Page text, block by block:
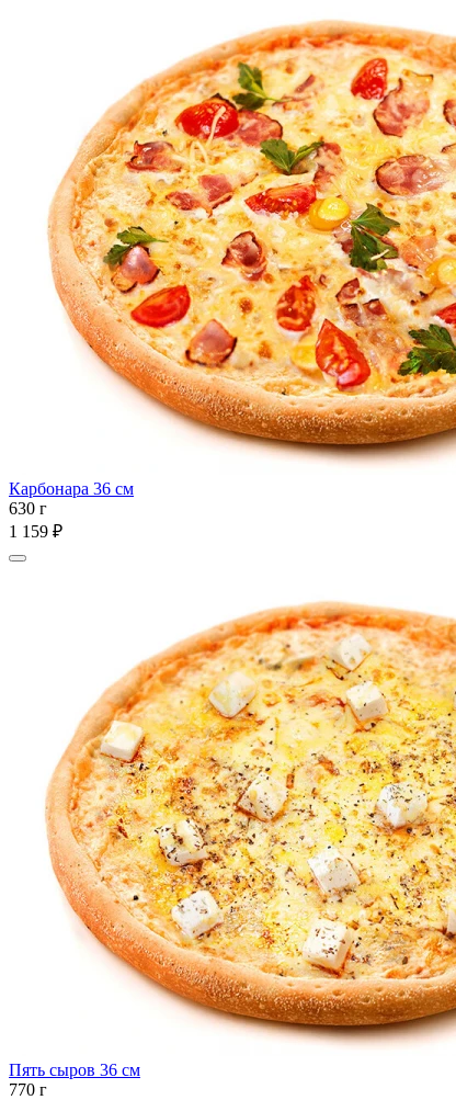
Карбонара 36 см
630 г
1 159 ₽
Пять сыров 36 см
770 г